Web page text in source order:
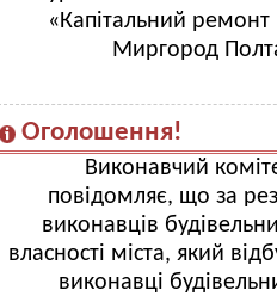
«Капітальний
Миргород
Оголошення!
Виконавчий
повідомляє, що за
виконавців
власності міста, який
виконавці